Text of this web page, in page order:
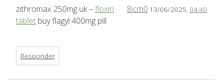
8icm0 13/06/2025, 04:40
zithromax 250mg uk –floxin
tablet buy flagyl 400mg pill
Responder